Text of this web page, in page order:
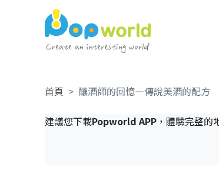
首頁 釀酒師的回憶—傳說美酒的配方
建議您下載Popworld APP，體驗完整的